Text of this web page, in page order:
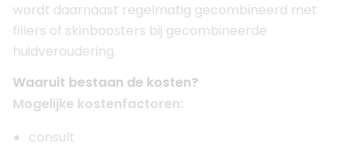
wordt daarnaast regelmatig gecombineerd met
fillers of skinboosters bij gecombineerde
huidveroudering.
Waaruit bestaan de kosten?
Mogelijke kostenfactoren:
consult